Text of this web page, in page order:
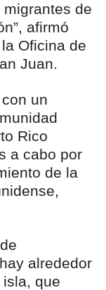
de
afirmó
Oficina de
Juan.
un
Rico
a cabo por
de la
alrededor
que